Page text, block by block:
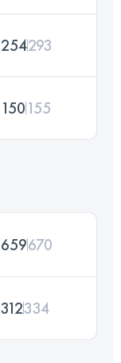
254293
150155
659670
312334